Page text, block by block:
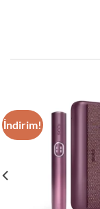
İndirim!